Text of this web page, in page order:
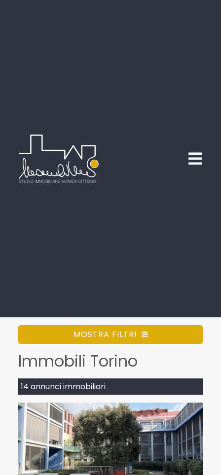
MOSTRA FILTRI
Immobili Torino
14 annunci immobiliari